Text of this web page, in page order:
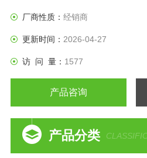
厂商性质： 经销商
更新时间： 2026-04-27
访 问 量： 1577
产品咨询
产品分类